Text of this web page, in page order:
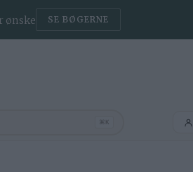
⌘K
ønske SE BØGERNE